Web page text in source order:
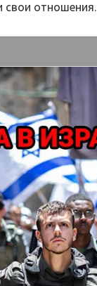
свои отношения.